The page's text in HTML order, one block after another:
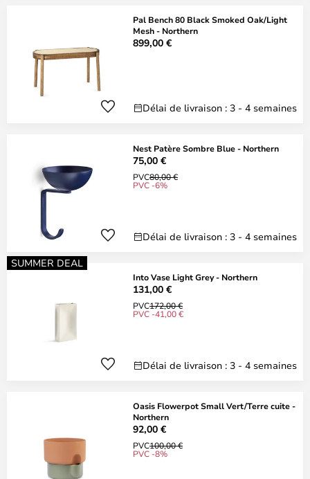
Pal Bench 80 Black Smoked Oak/Light
Mesh - Northern
899,00 €
Délai de livraison : 3 - 4 semaines
Nest Patère Sombre Blue - Northern
75,00 €
PVC80,00 €
PVC -6%
Délai de livraison : 3 - 4 semaines
SUMMER DEAL
Into Vase Light Grey - Northern
131,00 €
PVC172,00 €
PVC -41,00 €
Délai de livraison : 3 - 4 semaines
Oasis Flowerpot Small Vert/Terre cuite -
Northern
92,00 €
PVC100,00 €
PVC -8%